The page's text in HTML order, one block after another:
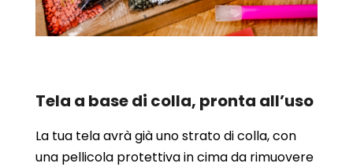
Tela a base di colla, pronta all’uso
La tua tela avrà già uno strato di colla, con
una pellicola protettiva in cima da rimuovere